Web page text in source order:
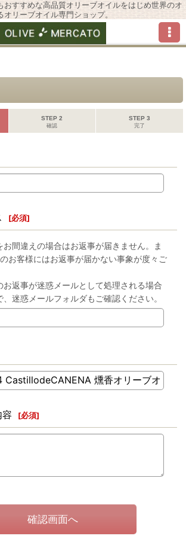
おすすめな高品質オリーブオイルをはじめ世界のオ
リーブオイル専門ショップ。
STEP 2
確認
STEP 3
完了
[必須]
お間違えの場合はお返事が届きません。ま
お客様にはお返事が届かない事象が度々ご
お返事が迷惑メールとして処理される場合
迷惑メールフォルダもご確認ください。
[必須]
確認画面へ